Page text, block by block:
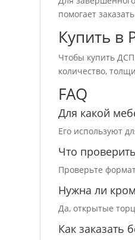
помогает
Купить в
Чтобы купить ДСП
количество,
FAQ
Для какой
Его используют
Что
Проверьте
Нужна ли
Да, открытые
Как заказать